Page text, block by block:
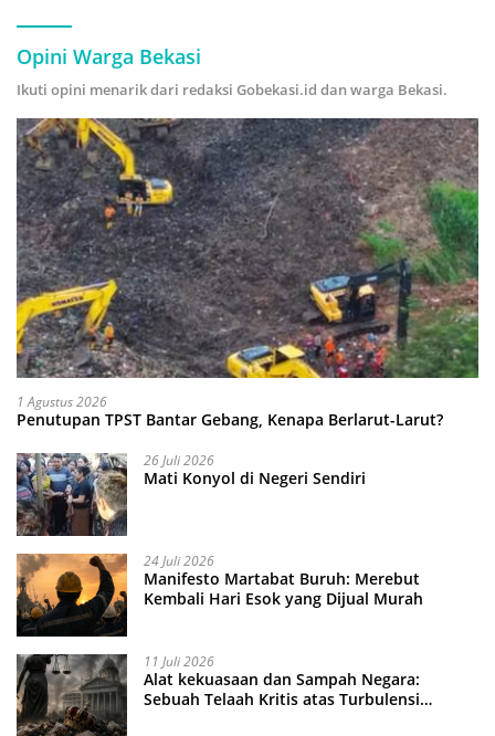
Opini Warga Bekasi
Ikuti opini menarik dari redaksi Gobekasi.id dan warga Bekasi.
1 Agustus 2026
Penutupan TPST Bantar Gebang, Kenapa Berlarut-Larut?
26 Juli 2026
Mati Konyol di Negeri Sendiri
24 Juli 2026
Manifesto Martabat Buruh: Merebut
Kembali Hari Esok yang Dijual Murah
11 Juli 2026
Alat kekuasaan dan Sampah Negara:
Sebuah Telaah Kritis atas Turbulensi